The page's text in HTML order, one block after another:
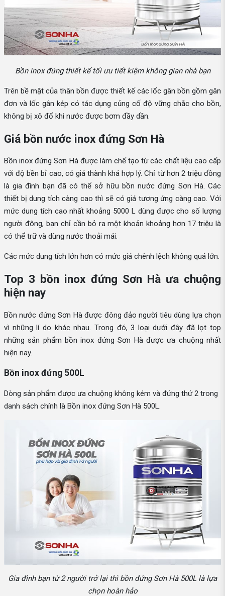
Bồn inox đứng thiết kế tối ưu tiết kiệm không gian nhà bạn
Trên bề mặt của thân bồn được thiết kế các lốc gân bồn gồm gân
đơn và lốc gân kép có tác dụng củng cố độ vững chắc cho bồn,
không bị xô đổ khi nước được bơm đầy dần.
Giá bồn nước inox đứng Sơn Hà
Bồn inox đứng Sơn Hà được làm chế tạo từ các chất liệu cao cấp
với độ bền bỉ cao, có giá thành khá hợp lý. Chỉ từ hơn 2 triệu đồng
là gia đình bạn đã có thể sở hữu bồn nước đứng Sơn Hà. Các
thiết bị dung tích càng cao thì sẽ có giá tương ứng càng cao. Với
mức dung tích cao nhất khoảng 5000 L dùng được cho số lượng
người đông, bạn chỉ cần bỏ ra một khoản khoảng hơn 17 triệu là
có thể trữ và dùng nước thoải mái.
Các mức dung tích lớn hơn có mức giá chênh lệch không quá lớn.
Top 3 bồn inox đứng Sơn Hà ưa chuộng
hiện nay
Bồn nước đứng Sơn Hà được đông đảo người tiêu dùng lựa chọn
vì những lí do khác nhau. Trong đó, 3 loại dưới đây đã lọt top
những sản phẩm bồn inox đứng Sơn Hà được ưa chuộng nhất
hiện nay.
Bồn inox đứng 500L
Dòng sản phẩm được ưa chuộng không kém và đứng thứ 2 trong
danh sách chính là Bồn inox đứng Sơn Hà 500L.
Gia đình bạn từ 2 người trở lại thì bồn đứng Sơn Hà 500L là lựa
chọn hoàn hảo